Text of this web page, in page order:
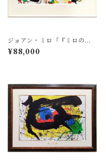
ジョアン・ミロ「『ミロの彫
刻』より Pl.2」
¥88,000